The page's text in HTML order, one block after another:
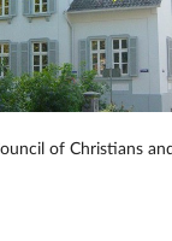
of Christians